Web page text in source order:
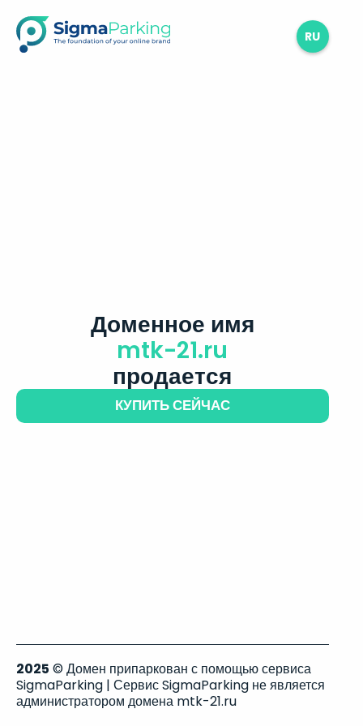
RU
Доменное имя
mtk-21.ru
продается
КУПИТЬ СЕЙЧАС
2025 © Домен припаркован с помощью сервиса
SigmaParking | Сервис SigmaParking не является
администратором домена mtk-21.ru